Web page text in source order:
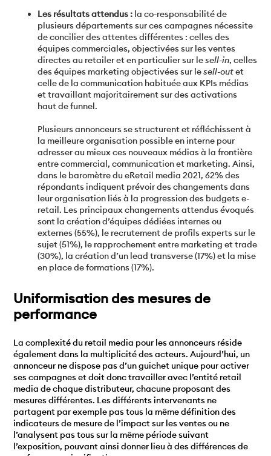
Les résultats attendus : la co-responsabilité de
plusieurs départements sur ces campagnes nécessite
de concilier des attentes différentes : celles des
équipes commerciales, objectivées sur les ventes
directes au retailer et en particulier sur lesell-in, celles
des équipes marketing objectivées sur lesell-outet
celle de la communication habituée aux KPIs médias
et travaillant majoritairement sur des activations
haut de funnel.
Plusieurs annonceurs se structurent et réfléchissent à
la meilleure organisation possible en interne pour
adresser au mieux ces nouveaux médias à la frontière
entre commercial, communication et marketing. Ainsi,
dans le baromètre du eRetail media 2021, 62% des
répondants indiquent prévoir des changements dans
leur organisation liés à la progression des budgets e-
retail. Les principaux changements attendus évoqués
sont la création d’équipes dédiées internes ou
externes (55%), le recrutement de profils experts sur le
sujet (51%), le rapprochement entre marketing et trade
(30%), la création d’un lead transverse (17%) et la mise
en place de formations (17%).
Uniformisation des mesures de
performance
La complexité du retail media pour les annonceurs réside
également dans la multiplicité des acteurs. Aujourd’hui, un
annonceur ne dispose pas d’un guichet unique pour activer
ses campagnes et doit donc travailler avec l’entité retail
media de chaque distributeur, chacune proposant des
mesures différentes. Les différents intervenants ne
partagent par exemple pas tous la même définition des
indicateurs de mesure de l’impact sur les ventes ou ne
l’analysent pas tous sur la même période suivant
l’exposition, pouvant ainsi donner lieu à des différences de